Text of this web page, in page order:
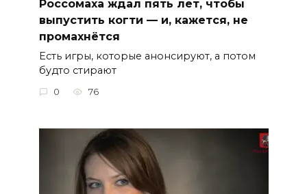
Россомаха ждал пять лет, чтобы
выпустить когти — и, кажется, не
промахнётся
Есть игры, которые анонсируют, а потом
будто стирают
0 76